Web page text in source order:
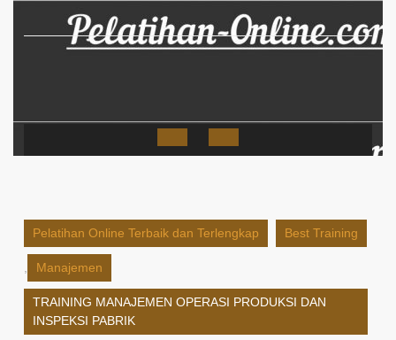
Open
Pelatihan Online Terbaik dan Terlengkap Best Training
Manajemen
TRAINING MANAJEMEN OPERASI PRODUKSI DAN
INSPEKSI PABRIK